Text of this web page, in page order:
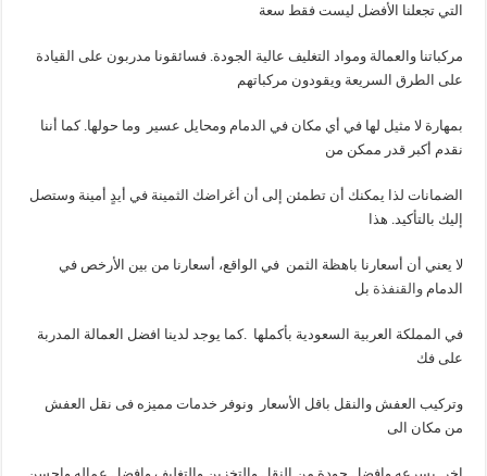
التي تجعلنا الأفضل ليست فقط سعة
مركباتنا والعمالة ومواد التغليف عالية الجودة. فسائقونا مدربون على القيادة
على الطرق السريعة ويقودون مركباتهم
بمهارة لا مثيل لها في أي مكان في الدمام ومحايل عسير وما حولها. كما أننا
نقدم أكبر قدر ممكن من
الضمانات لذا يمكنك أن تطمئن إلى أن أغراضك الثمينة في أيدٍ أمينة وستصل
إليك بالتأكيد. هذا
لا يعني أن أسعارنا باهظة الثمن في الواقع، أسعارنا من بين الأرخص في
الدماموالقنفذة بل
في المملكة العربية السعودية بأكملها .كما يوجد لدينا افضل العمالة المدربة
على فك
وتركيب العفش والنقل باقل الأسعار ونوفر خدمات مميزه فى نقل العفش
من مكان الى